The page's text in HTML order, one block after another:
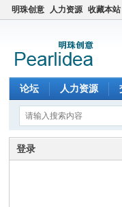
明珠创意 人力资源 收藏本站
论坛 人力资源
登录